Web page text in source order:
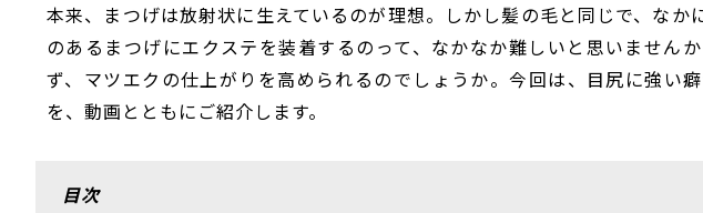
本来、まつげは放射状に生えているのが理想。しかし髪の毛と同じで、なか
のあるまつげにエクステを装着するのって、なかなか難しいと思いません
ず、マツエクの仕上がりを高められるのでしょうか。今回は、目尻に強い
を、動画とともにご紹介します。
目次